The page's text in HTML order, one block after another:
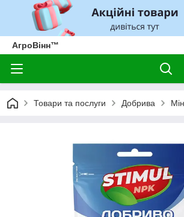
АгроВінн™
Товари та послуги Добрива